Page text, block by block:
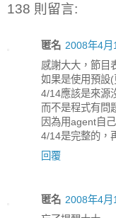
138 則留言:
匿名 2008年4
感謝大大，節目
如果是使用預設
4/14應該是來源
而不是程式有問
因為用agent自
4/14是完整的，
回覆
匿名 2008年4月